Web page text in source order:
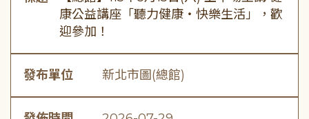
康公益講座「聽力健康・快樂生活」，歡
迎參加！
發布單位 新北市圖(總館)